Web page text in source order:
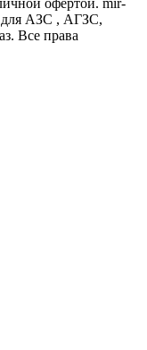
для АЗС , АГЗС,
Все права